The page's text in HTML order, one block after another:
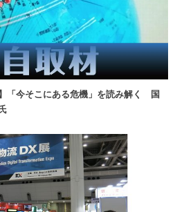
「今そこにある危機」を読み解く 国